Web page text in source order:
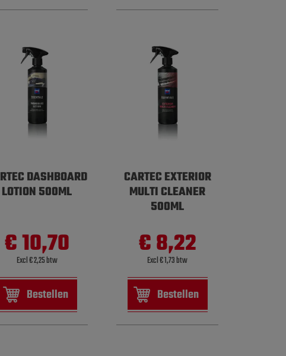
DASHBOARD
LOTION 500ML
€ 10,70
Excl € 2,25 btw
Bestellen
CARTEC EXTERIOR
MULTI CLEANER
500ML
€ 8,22
Excl € 1,73 btw
Bestellen